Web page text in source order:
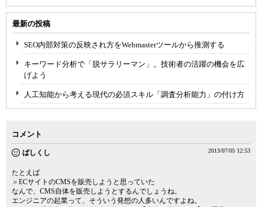
最新の投稿
SEO内部対策の反映され方をWebmasterツールから推測する
キーワード分析で「脱サラリーマン」。技術者の活躍の機会を広
げよう
人工知能から考える現代の必須スキル「調査分析能力」の付け方
コメント
ばしくし 2013/07/05 12:53
たとえば
＞ECサイトのCMSを販売しようと思っていた
なんで、CMS自体を販売しようとするんでしょうね。
エンジニアの起業って、そういう発想の人多いんですよね。